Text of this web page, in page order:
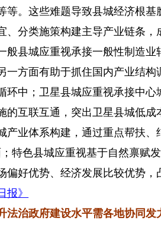
等。这些难题导致县城经济根
、分类施策构建主导产业链条
般县城应重视承接一般性制造
一方面有助于抓住国内产业结
环中；卫星县城应重视承接中
的互联互通，突出卫星县城低
产业体系构建，通过重点帮扶
特色县城应重视基于自然禀赋
偏好优势、经济发展比较优势，
报》
治政府建设水平需各地协同发